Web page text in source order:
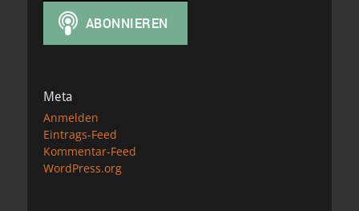
Meta
Anmelden
Eintrags-Feed
Kommentar-Feed
WordPress.org